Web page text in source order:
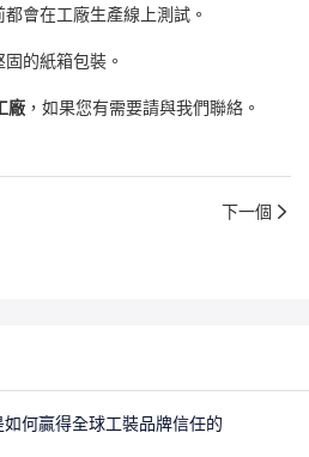
都會在工廠生產線上測試。
固的紙箱包裝。
廠 ，如果您有需要請與我們聯絡。
下一個
何贏得全球工裝品牌信任的